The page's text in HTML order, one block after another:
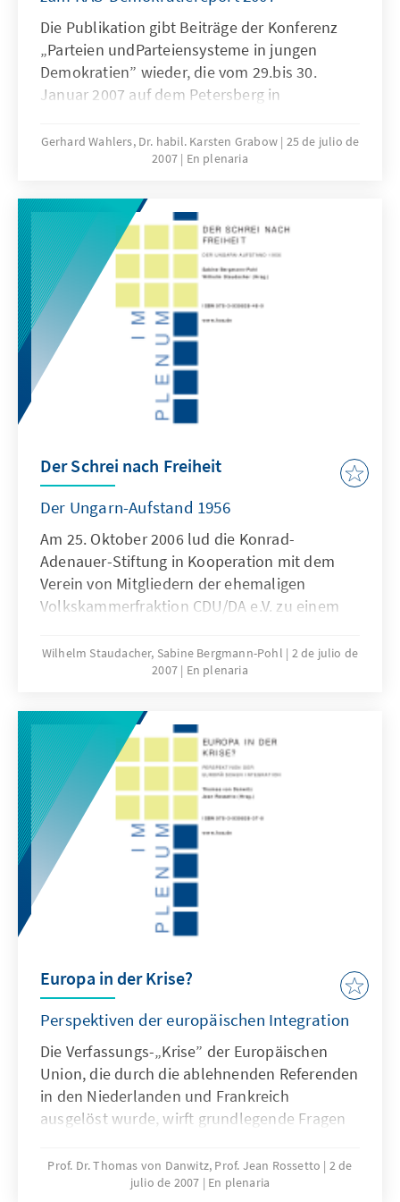
Die Publikation gibt Beiträge der Konferenz
„Parteien undParteiensysteme in jungen
Demokratien” wieder, die vom 29.bis 30.
Januar 2007 auf dem Petersberg in
Veranstaltung diente der Vorbereitung des
Demokratiereports 2007 der Konrad-
Vorwort.
Gerhard Wahlers, Dr. habil. Karsten Grabow 25 de julio de
2007
En plenaria
Der Schrei nach Freiheit
Der Ungarn-Aufstand 1956
Am 25. Oktober 2006 lud die Konrad-
Adenauer-Stiftung in Kooperation mit dem
Verein von Mitgliedern der ehemaligen
Volkskammerfraktion CDU/DA e.V. zu einem
Jubiläums des Ungarn-Aufstands von 1956.
Im Mittelpunkt dieses Forums standen die
friedliche Revolution 1989 in Ungarn und
dessen Auswirkungen auf die DDR. Dieser
Band dokumentiert die Vorträge des Abends
und Auszüge aus der anschließenden
Podiumsdiskussion.
Wilhelm Staudacher, Sabine Bergmann-Pohl
2 de julio de
2007
En plenaria
Europa in der Krise?
Perspektiven der europäischen Integration
Die Verfassungs-„Krise” der Europäischen
Union, die durch die ablehnenden Referenden
in den Niederlanden und Frankreich
ausgelöst wurde, wirft grundlegende Fragen
Integrationsentwicklung auf. Ihre
Beantwortung ist Voraussetzung für jede
Prof. Dr. Thomas von Danwitz, Prof. Jean Rossetto
2 de
julio de 2007
En plenaria